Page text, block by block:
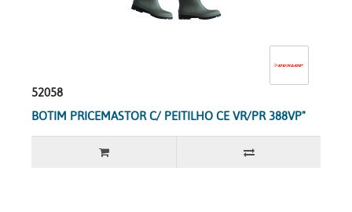
52058
BOTIM PRICEMASTOR C/ PEITILHO CE VR/PR 388VP"